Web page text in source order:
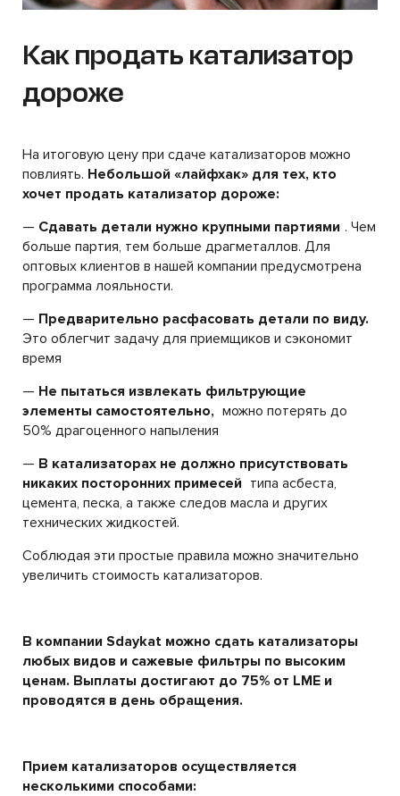
Как продать катализатор
дороже
На итоговую цену при сдаче катализаторов можно
повлиять. Небольшой «лайфхак» для тех, кто
хочет продать катализатор дороже:
— Сдавать детали нужно крупными партиями . Чем
больше партия, тем больше драгметаллов. Для
оптовых клиентов в нашей компании предусмотрена
программа лояльности.
— Предварительно расфасовать детали по виду.
Это облегчит задачу для приемщиков и сэкономит
время
— Не пытаться извлекать фильтрующие
элементы самостоятельно, можно потерять до
50% драгоценного напыления
— В катализаторах не должно присутствовать
никаких посторонних примесей типа асбеста,
цемента, песка, а также следов масла и других
технических жидкостей.
Соблюдая эти простые правила можно значительно
увеличить стоимость катализаторов.
В компании Sdaykat можно сдать катализаторы
любых видов и сажевые фильтры по высоким
ценам. Выплаты достигают до 75% от LME и
проводятся в день обращения.
Прием катализаторов осуществляется
несколькими способами: